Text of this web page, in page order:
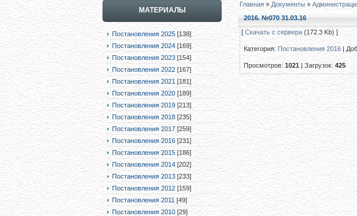
МАТЕРИАЛЫ
Постановления 2025 [138]
Постановления 2024 [169]
Постановления 2023 [154]
Постановления 2022 [167]
Постановления 2021 [181]
Постановления 2020 [189]
Постановления 2019 [213]
Постановления 2018 [235]
Постановления 2017 [259]
Постановления 2016 [231]
Постановления 2015 [186]
Постановления 2014 [202]
Постановления 2013 [233]
Постановления 2012 [159]
Постановления 2011 [49]
Постановления 2010 [29]
Главная »Документы »
2016. №070 31.03.16
[ Скачать с сервера(172.3 Kb) ]
Категория:Постановления 2016 |
Просмотров:1021|Загрузок:425